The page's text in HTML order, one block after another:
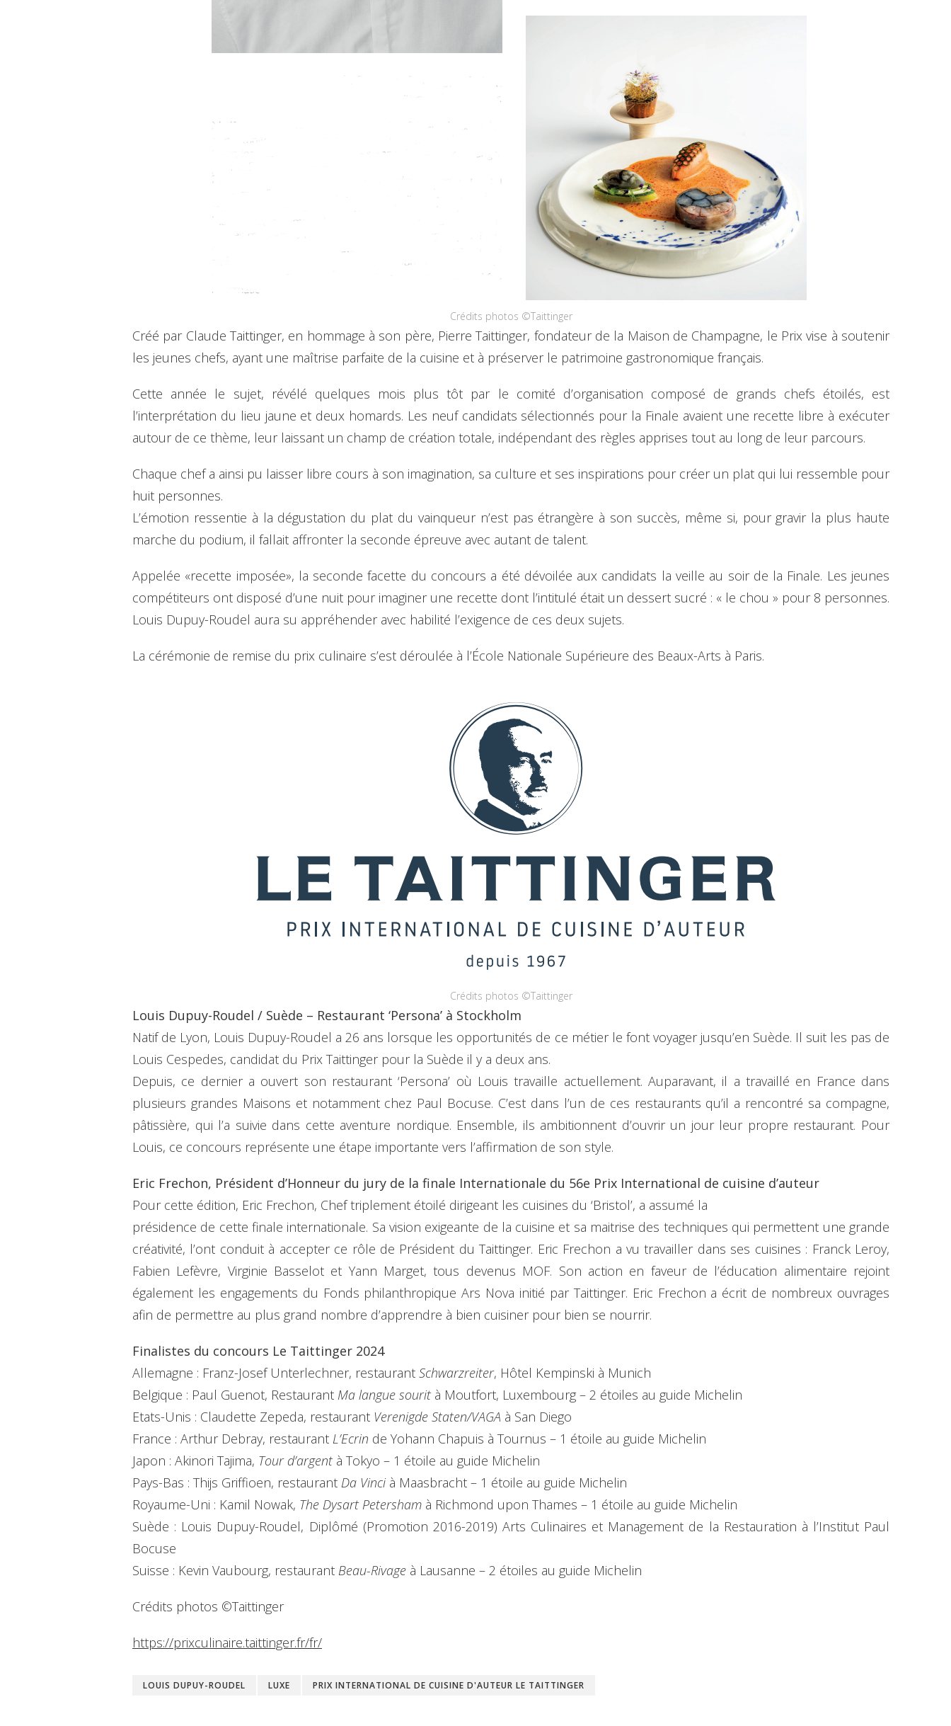
Crédits photos ©Taittinger
Créé par Claude Taittinger, en hommage à son père, Pierre Taittinger, fondateur de la Maison de Champagne, le Prix vise à soutenir
les jeunes chefs, ayant une maîtrise parfaite de la cuisine et à préserver le patrimoine gastronomique français.
Cette année le sujet, révélé quelques mois plus tôt par le comité d’organisation composé de grands chefs étoilés, est
l’interprétation du lieu jaune et deux homards. Les neuf candidats sélectionnés pour la Finale avaient une recette libre à exécuter
autour de ce thème, leur laissant un champ de création totale, indépendant des règles apprises tout au long de leur parcours.
Chaque chef a ainsi pu laisser libre cours à son imagination, sa culture et ses inspirations pour créer un plat qui lui ressemble pour
huit personnes.
L’émotion ressentie à la dégustation du plat du vainqueur n’est pas étrangère à son succès, même si, pour gravir la plus haute
marche du podium, il fallait affronter la seconde épreuve avec autant de talent.
Appelée «recette imposée», la seconde facette du concours a été dévoilée aux candidats la veille au soir de la Finale. Les jeunes
compétiteurs ont disposé d’une nuit pour imaginer une recette dont l’intitulé était un dessert sucré : « le chou » pour 8 personnes.
Louis Dupuy-Roudel aura su appréhender avec habilité l’exigence de ces deux sujets.
La cérémonie de remise du prix culinaire s’est déroulée à l’École Nationale Supérieure des Beaux-Arts à Paris.
Crédits photos ©Taittinger
Louis Dupuy-Roudel / Suède – Restaurant ‘Persona’ à Stockholm
Natif de Lyon, Louis Dupuy-Roudel a 26 ans lorsque les opportunités de ce métier le font voyager jusqu’en Suède. Il suit les pas de
Louis Cespedes, candidat du Prix Taittinger pour la Suède il y a deux ans.
Depuis, ce dernier a ouvert son restaurant ‘Persona’ où Louis travaille actuellement. Auparavant, il a travaillé en France dans
plusieurs grandes Maisons et notamment chez Paul Bocuse. C’est dans l’un de ces restaurants qu’il a rencontré sa compagne,
pâtissière, qui l’a suivie dans cette aventure nordique. Ensemble, ils ambitionnent d’ouvrir un jour leur propre restaurant. Pour
Louis, ce concours représente une étape importante vers l’affirmation de son style.
Eric Frechon, Président d’Honneur du jury de la finale Internationale du 56e Prix International de cuisine d’auteur
Pour cette édition, Eric Frechon, Chef triplement étoilé dirigeant les cuisines du ‘Bristol’, a assumé la
présidence de cette finale internationale. Sa vision exigeante de la cuisine et sa maitrise des techniques qui permettent une grande
créativité, l’ont conduit à accepter ce rôle de Président du Taittinger. Eric Frechon a vu travailler dans ses cuisines : Franck Leroy,
Fabien Lefèvre, Virginie Basselot et Yann Marget, tous devenus MOF. Son action en faveur de l’éducation alimentaire rejoint
également les engagements du Fonds philanthropique Ars Nova initié par Taittinger. Eric Frechon a écrit de nombreux ouvrages
afin de permettre au plus grand nombre d’apprendre à bien cuisiner pour bien se nourrir.
Finalistes du concours Le Taittinger 2024
Allemagne : Franz-Josef Unterlechner, restaurant Schwarzreiter, Hôtel Kempinski à Munich
Belgique : Paul Guenot, Restaurant Ma langue sourit à Moutfort, Luxembourg – 2 étoiles au guide Michelin
Etats-Unis : Claudette Zepeda, restaurant Verenigde Staten/VAGA à San Diego
France : Arthur Debray, restaurant L’Ecrin de Yohann Chapuis à Tournus – 1 étoile au guide Michelin
Japon : Akinori Tajima, Tour d’argent à Tokyo – 1 étoile au guide Michelin
Pays-Bas : Thijs Griffioen, restaurant Da Vincià Maasbracht – 1 étoile au guide Michelin
Royaume-Uni : Kamil Nowak, The Dysart Petersham à Richmond upon Thames – 1 étoile au guide Michelin
Suède : Louis Dupuy-Roudel, Diplômé (Promotion 2016-2019) Arts Culinaires et Management de la Restauration à l’Institut Paul
Bocuse
Suisse : Kevin Vaubourg, restaurant Beau-Rivage à Lausanne – 2 étoiles au guide Michelin
Crédits photos ©Taittinger
https://prixculinaire.taittinger.fr/fr/
LOUIS DUPUY-ROUDEL LUXE PRIX INTERNATIONAL DE CUISINE D'AUTEUR LE TAITTINGER